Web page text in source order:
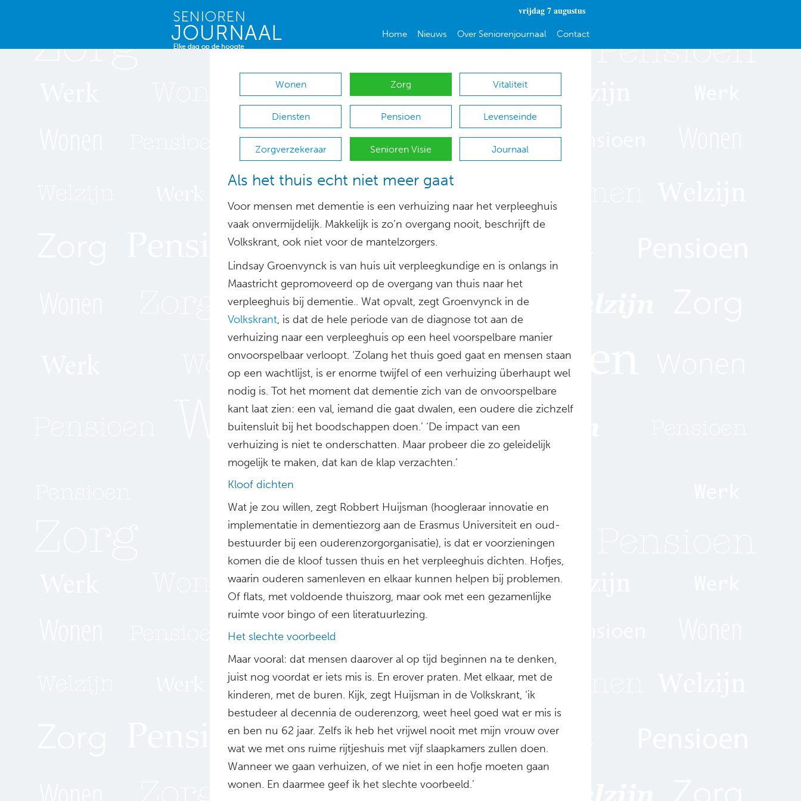
vrijdag 7 augustus
Home Nieuws Over Seniorenjournaal Contact
Wonen Zorg Vitaliteit
Diensten Pensioen Levenseinde
Zorgverzekeraar Senioren Visie Journaal
Als het thuis echt niet meer gaat
Voor mensen met dementie is een verhuizing naar het verpleeghuis
vaak onvermijdelijk. Makkelijk is zo’n overgang nooit, beschrijft de
Volkskrant, ook niet voor de mantelzorgers.
Lindsay Groenvynck is van huis uit verpleegkundige en is onlangs in
Maastricht gepromoveerd op de overgang van thuis naar het
verpleeghuis bij dementie.. Wat opvalt, zegt Groenvynck in de
Volkskrant, is dat de hele periode van de diagnose tot aan de
verhuizing naar een verpleeghuis op een heel voorspelbare manier
onvoorspelbaar verloopt. ‘Zolang het thuis goed gaat en mensen staan
op een wachtlijst, is er enorme twijfel of een verhuizing überhaupt wel
nodig is. Tot het moment dat dementie zich van de onvoorspelbare
kant laat zien: een val, iemand die gaat dwalen, een oudere die zichzelf
buitensluit bij het boodschappen doen.’ ‘De impact van een
verhuizing is niet te onderschatten. Maar probeer die zo geleidelijk
mogelijk te maken, dat kan de klap verzachten.’
Kloof dichten
Wat je zou willen, zegt Robbert Huijsman (hoogleraar innovatie en
implementatie in dementiezorg aan de Erasmus Universiteit en oud-
bestuurder bij een ouderenzorgorganisatie), is dat er voorzieningen
komen die de kloof tussen thuis en het verpleeghuis dichten. Hofjes,
waarin ouderen samenleven en elkaar kunnen helpen bij problemen.
Of flats, met voldoende thuiszorg, maar ook met een gezamenlijke
ruimte voor bingo of een literatuurlezing.
Het slechte voorbeeld
Maar vooral: dat mensen daarover al op tijd beginnen na te denken,
juist nog voordat er iets mis is. En erover praten. Met elkaar, met de
kinderen, met de buren. Kijk, zegt Huijsman in de Volkskrant, ‘ik
bestudeer al decennia de ouderenzorg, weet heel goed wat er mis is
en ben nu 62 jaar. Zelfs ik heb het vrijwel nooit met mijn vrouw over
wat we met ons ruime rijtjeshuis met vijf slaapkamers zullen doen.
Wanneer we gaan verhuizen, of we niet in een hofje moeten gaan
wonen. En daarmee geef ik het slechte voorbeeld.’